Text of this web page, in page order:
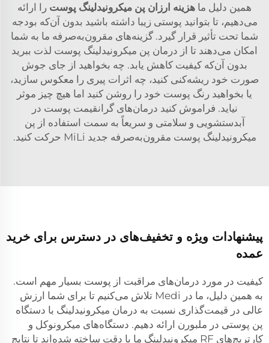
همین دلیل ما هزینه ارزان پن میکرونیدلینگ پوست را ارائه
می‌دهیم، تا بتوانید پوستی زیبا داشته باشید بدون آن‌که بودجه
شما تحت تأثیر قرار گیرد. گزینه‌های مقرون‌به‌صرفه ما به شما
امکان می‌دهند تا از درمان پن میکرونیدلینگ پوست لذت ببرید
بدون آن‌که کیفیت کاهش یابد. چه بخواهید از جای جوش
صورت خود ریشه‌کنی کنید، چه اثرات پیری را معکوس سازید،
یا بخواهید رنگ پوست خود را روشن کنید اما هیچ چیز موثر
نیاید. فراموش کنید درمان‌های گرانقیمت پوست در
آبدستشویی و سلامتی و سریعاً به سمت استفاده از پن
میکرونیدلینگ پوست مقرون‌به‌صرفه جدید MiLi حرکت کنید.
پیشنهادات ویژه و تخفیف‌های در دسترس برای خرید
عمده
کیفیت در مورد درمان‌های مراقبت از پوست بسیار مهم است.
به همین دلیل، ما در Medi تلاش می‌کنیم تا برای شما ارزش
عالی در قیمت‌گذاری نسبت به درمان میکرونیدلینگ با دستگاه
پن پوستی در ملبورن ارائه دهیم. دستگاه‌های میکرونوکل و
کارتریج‌های RF میکرونیدلینگ ما با دقت ساخته شده‌اند تا نتایج